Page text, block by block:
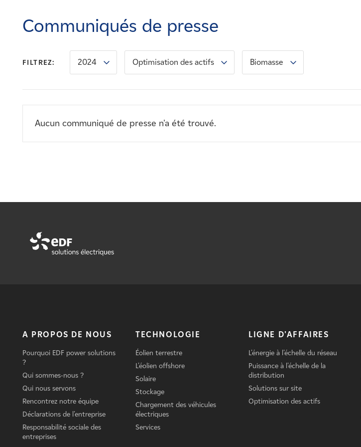
Nouvelles
Contactez-nous
Communiqués de presse
FILTREZ: 2024 Optimisation des actifs Biomasse
Aucun communiqué de presse n'a été trouvé.
A PROPOS DE NOUS
Pourquoi EDF power solutions
?
Qui sommes-nous ?
Qui nous servons
Rencontrez notre équipe
Déclarations de l'entreprise
Responsabilité sociale des
entreprises
TECHNOLOGIE
Éolien terrestre
L'éolien offshore
Solaire
Stockage
Chargement des véhicules
électriques
Services
LIGNE D'AFFAIRES
L'énergie à l'échelle du réseau
Puissance à l'échelle de la
distribution
Solutions sur site
Optimisation des actifs